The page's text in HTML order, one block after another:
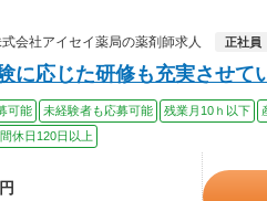
社アイセイ薬局の薬剤師求人
正社員
に応じた研修も充実させて
可能 未経験者も応募可能 残業月10ｈ以下
休日120日以上